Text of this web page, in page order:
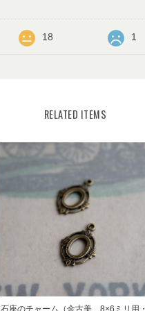
18 1
RELATED ITEMS
石座のチャーム（金古美、8×6ミリ用・